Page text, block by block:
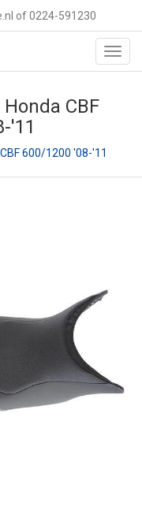
of 0224-591230
CBF
'11
600/1200 '08-'11